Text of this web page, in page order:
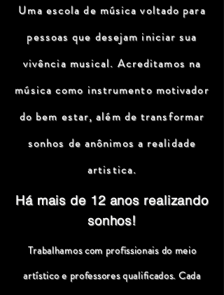
Uma escola de música voltado para
pessoas que desejam iniciar sua
vivência musical. Acreditamos na
música como instrumento motivador
do bem estar, além de transformar
sonhos de anônimos a realidade
artistica.
Há mais de 12 anos realizando
sonhos!
Trabalhamos com profissionais do meio
artístico e professores qualificados. Cada